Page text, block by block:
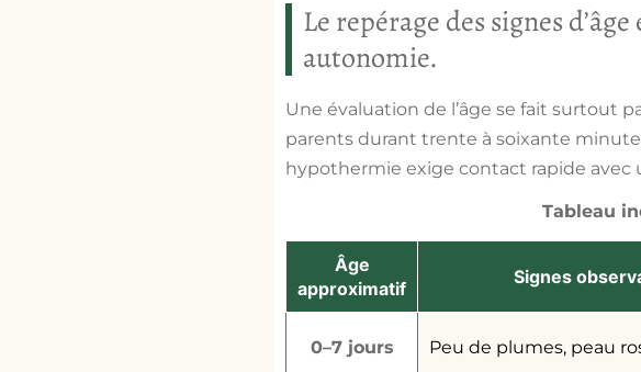
Le repérage des signes
autonomie.
Une évaluation de l’âge se fait surtout
parents durant trente à soixante
hypothermie exige contact rapide avec
Tableau
Âge
approximatif
Signes
0–7 jours Peu de plumes, peau